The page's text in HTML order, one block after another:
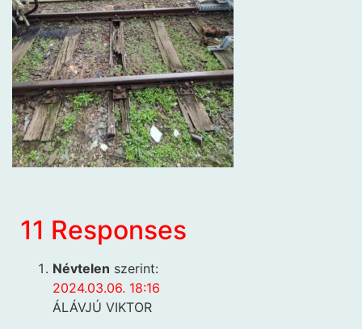
11 Responses
Névtelen szerint:
2024.03.06. 18:16
ÁLÁVJÚ VIKTOR